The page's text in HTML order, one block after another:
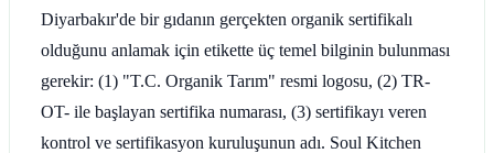
Diyarbakır'de bir gıdanın gerçekten organik sertifikalı
olduğunu anlamak için etikette üç temel bilginin bulunması
gerekir: (1) "T.C. Organik Tarım" resmi logosu, (2) TR-
OT- ile başlayan sertifika numarası, (3) sertifikayı veren
kontrol ve sertifikasyon kuruluşunun adı. Soul Kitchen